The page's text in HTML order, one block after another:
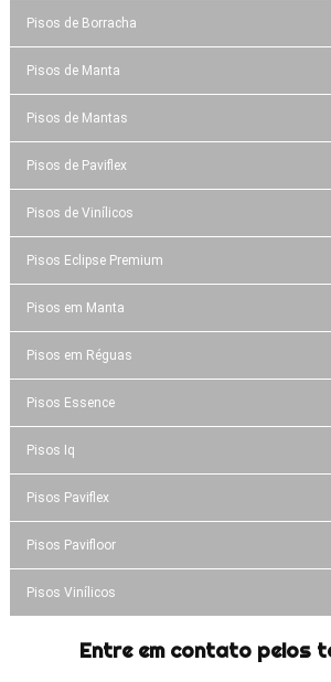
Pisos de Borracha
Pisos de Manta
Pisos de Mantas
Pisos de Paviflex
Pisos de Vinílicos
Pisos Eclipse Premium
Pisos em Manta
Pisos em Réguas
Pisos Essence
Pisos Iq
Pisos Paviflex
Pisos Pavifloor
Pisos Vinílicos
Entre em contato pelos